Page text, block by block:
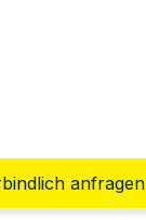
anfragen